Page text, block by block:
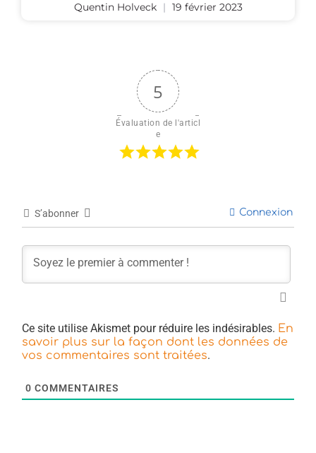
Quentin Holveck 19 février 2023
5
Évaluation de l'articl
e
S’abonner Connexion
Ce site utilise Akismet pour réduire les indésirables. En
savoir plus sur la façon dont les données de
vos commentaires sont traitées.
0 COMMENTAIRES